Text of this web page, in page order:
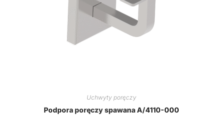
Uchwyty poręczy
Podpora poręczy spawana A/4110-000